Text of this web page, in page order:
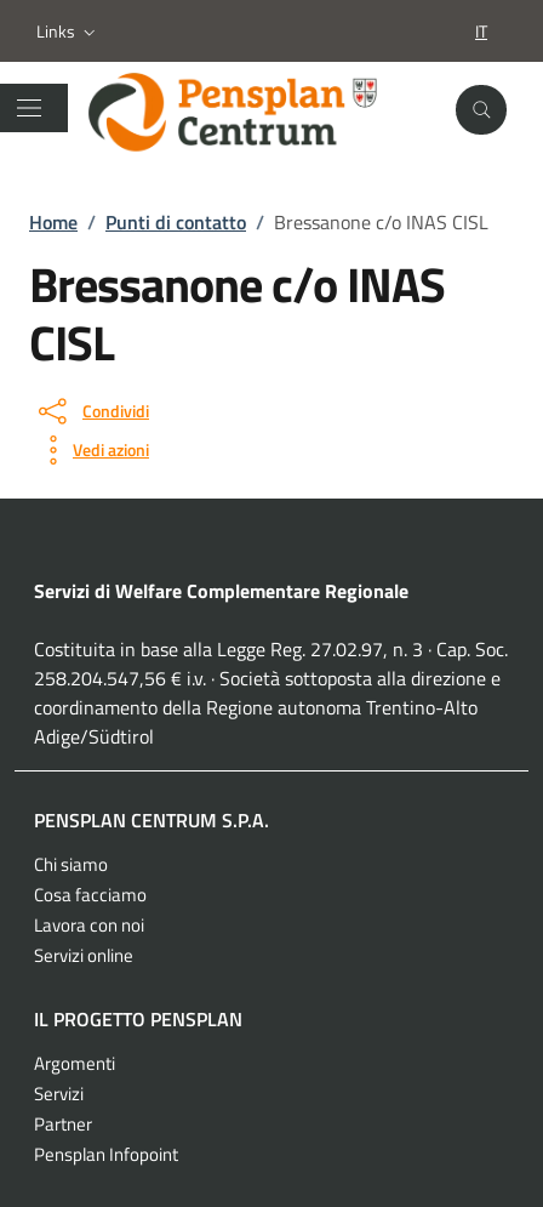
Links IT
Home / Punti di contatto / Bressanone c/o INAS CISL
Bressanone c/o INAS
CISL
Condividi
Vedi azioni
Servizi di Welfare Complementare Regionale
Costituita in base alla Legge Reg. 27.02.97, n. 3 · Cap. Soc.
258.204.547,56 € i.v. · Società sottoposta alla direzione e
coordinamento della Regione autonoma Trentino-Alto
Adige/Südtirol
PENSPLAN CENTRUM S.P.A.
Chi siamo
Cosa facciamo
Lavora con noi
Servizi online
IL PROGETTO PENSPLAN
Argomenti
Servizi
Partner
Pensplan Infopoint